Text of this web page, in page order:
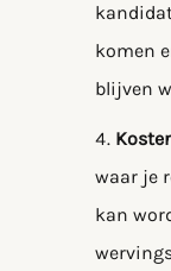
komen
blijven
waar je
kan